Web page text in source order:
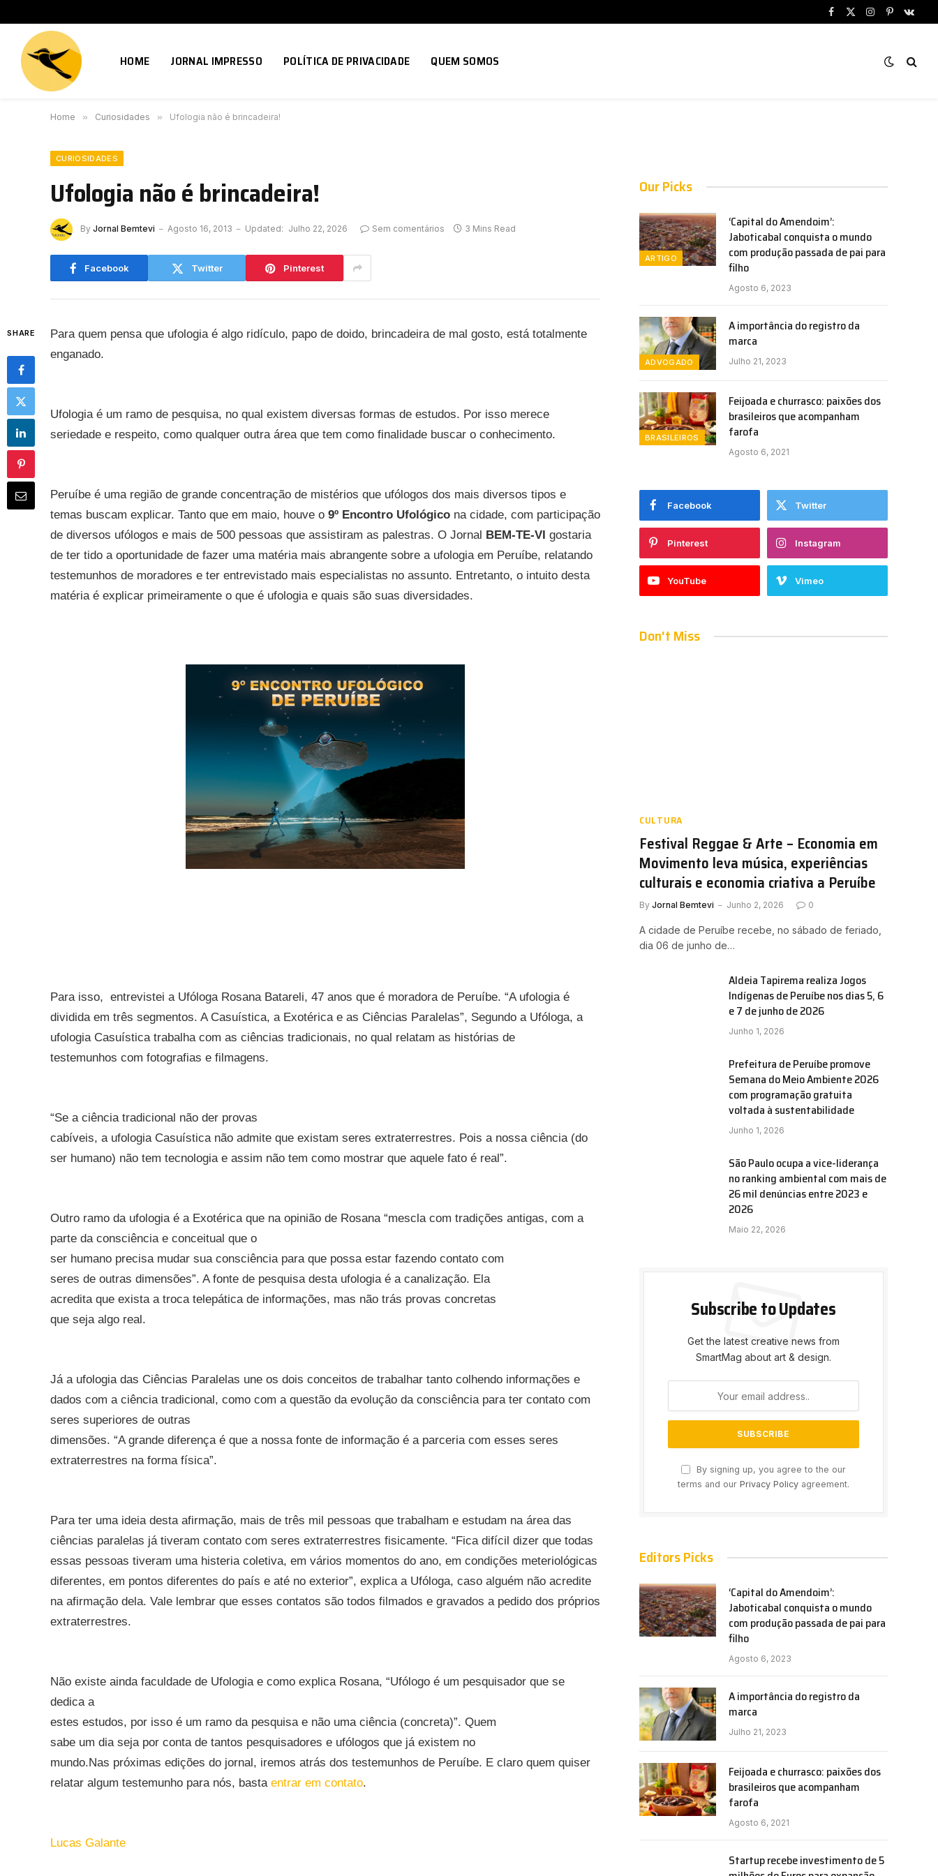
Facebook
X
Instagram
Pinterest
HOME JORNAL IMPRESSO POLÍTICA DE PRIVACIDADE QUEM SOMOS
Home » Curiosidades » Ufologia não é brincadeira!
CURIOSIDADES
Ufologia não é brincadeira!
By Jornal Bemtevi Agosto 16, 2013 Updated: Julho 22, 2026 Sem comentários 3 Mins Read
Facebook Twitter Pinterest
SHARE
Para quem pensa que ufologia é algo ridículo, papo de doido, brincadeira de mal gosto, está totalmente
enganado.
Ufologia é um ramo de pesquisa, no qual existem diversas formas de estudos. Por isso merece
seriedade e respeito, como qualquer outra área que tem como finalidade buscar o conhecimento.
Peruíbe é uma região de grande concentração de mistérios que ufólogos dos mais diversos tipos e
temas buscam explicar. Tanto que em maio, houve o 9º Encontro Ufológico na cidade, com participação
de diversos ufólogos e mais de 500 pessoas que assistiram as palestras. O Jornal BEM-TE-VI gostaria
de ter tido a oportunidade de fazer uma matéria mais abrangente sobre a ufologia em Peruíbe, relatando
testemunhos de moradores e ter entrevistado mais especialistas no assunto. Entretanto, o intuito desta
matéria é explicar primeiramente o que é ufologia e quais são suas diversidades.
Para isso, entrevistei a Ufóloga Rosana Batareli, 47 anos que é moradora de Peruíbe. “A ufologia é
dividida em três segmentos. A Casuística, a Exotérica e as Ciências Paralelas”, Segundo a Ufóloga, a
ufologia Casuística trabalha com as ciências tradicionais, no qual relatam as histórias de
testemunhos com fotografias e filmagens.
“Se a ciência tradicional não der provas
cabíveis, a ufologia Casuística não admite que existam seres extraterrestres. Pois a nossa ciência (do
ser humano) não tem tecnologia e assim não tem como mostrar que aquele fato é real”.
Outro ramo da ufologia é a Exotérica que na opinião de Rosana “mescla com tradições antigas, com a
parte da consciência e conceitual que o
ser humano precisa mudar sua consciência para que possa estar fazendo contato com
seres de outras dimensões”. A fonte de pesquisa desta ufologia é a canalização. Ela
acredita que exista a troca telepática de informações, mas não trás provas concretas
que seja algo real.
Já a ufologia das Ciências Paralelas une os dois conceitos de trabalhar tanto colhendo informações e
dados com a ciência tradicional, como com a questão da evolução da consciência para ter contato com
seres superiores de outras
dimensões. “A grande diferença é que a nossa fonte de informação é a parceria com esses seres
extraterrestres na forma física”.
Para ter uma ideia desta afirmação, mais de três mil pessoas que trabalham e estudam na área das
ciências paralelas já tiveram contato com seres extraterrestres fisicamente. “Fica difícil dizer que todas
essas pessoas tiveram uma histeria coletiva, em vários momentos do ano, em condições meteriológicas
diferentes, em pontos diferentes do país e até no exterior”, explica a Ufóloga, caso alguém não acredite
na afirmação dela. Vale lembrar que esses contatos são todos filmados e gravados a pedido dos próprios
extraterrestres.
Não existe ainda faculdade de Ufologia e como explica Rosana, “Ufólogo é um pesquisador que se
dedica a
estes estudos, por isso é um ramo da pesquisa e não uma ciência (concreta)”. Quem
sabe um dia seja por conta de tantos pesquisadores e ufólogos que já existem no
mundo.Nas próximas edições do jornal, iremos atrás dos testemunhos de Peruíbe. E claro quem quiser
relatar algum testemunho para nós, basta entrar em contato.
Lucas Galante
Our Picks
ARTIGO
‘Capital do Amendoim’:
Jaboticabal conquista o mundo
com produção passada de pai para
filho
Agosto 6, 2023
ADVOGADO
A importância do registro da
marca
Julho 21, 2023
BRASILEIROS
Feijoada e churrasco: paixões dos
brasileiros que acompanham
farofa
Agosto 6, 2021
Facebook Twitter
Pinterest Instagram
YouTube Vimeo
Don't Miss
CULTURA
Festival Reggae & Arte – Economia em
Movimento leva música, experiências
culturais e economia criativa a Peruíbe
By Jornal Bemtevi Junho 2, 2026 0
A cidade de Peruíbe recebe, no sábado de feriado,
dia 06 de junho de…
Aldeia Tapirema realiza Jogos
Indígenas de Peruíbe nos dias 5, 6
e 7 de junho de 2026
Junho 1, 2026
Prefeitura de Peruíbe promove
Semana do Meio Ambiente 2026
com programação gratuita
voltada à sustentabilidade
Junho 1, 2026
São Paulo ocupa a vice-liderança
no ranking ambiental com mais de
26 mil denúncias entre 2023 e
2026
Maio 22, 2026
Subscribe to Updates
Get the latest creative news from
SmartMag about art & design.
By signing up, you agree to the our
terms and our Privacy Policy agreement.
Editors Picks
‘Capital do Amendoim’:
Jaboticabal conquista o mundo
com produção passada de pai para
filho
Agosto 6, 2023
A importância do registro da
marca
Julho 21, 2023
Feijoada e churrasco: paixões dos
brasileiros que acompanham
farofa
Agosto 6, 2021
Startup recebe investimento de 5